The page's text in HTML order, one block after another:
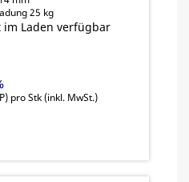
25 kg
im Laden verfügbar
) pro Stk (inkl. MwSt.)